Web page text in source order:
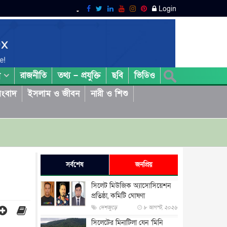
Login
রাজনীতি তথ্য – প্রযুক্তি ছবি
ভিডিও
ইসলাম ও জীবন
নারী ও শিশু
সর্বশেষ জনপ্রিয়
সিলেট মিউজিক অ্যাসোসিয়েশন
প্রতিষ্ঠা, কমিটি ঘোষণা
দেশজুড়ে ৮ আগস্ট, ২০২৬
সিলেটের মিনাটিলা যেন ‘মিনি